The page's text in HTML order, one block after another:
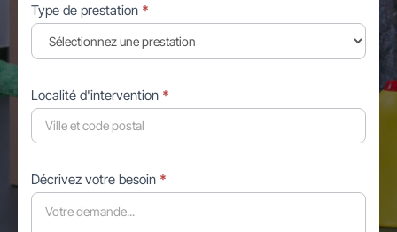
Type de prestation *
Localité d'intervention *
Décrivez votre besoin *